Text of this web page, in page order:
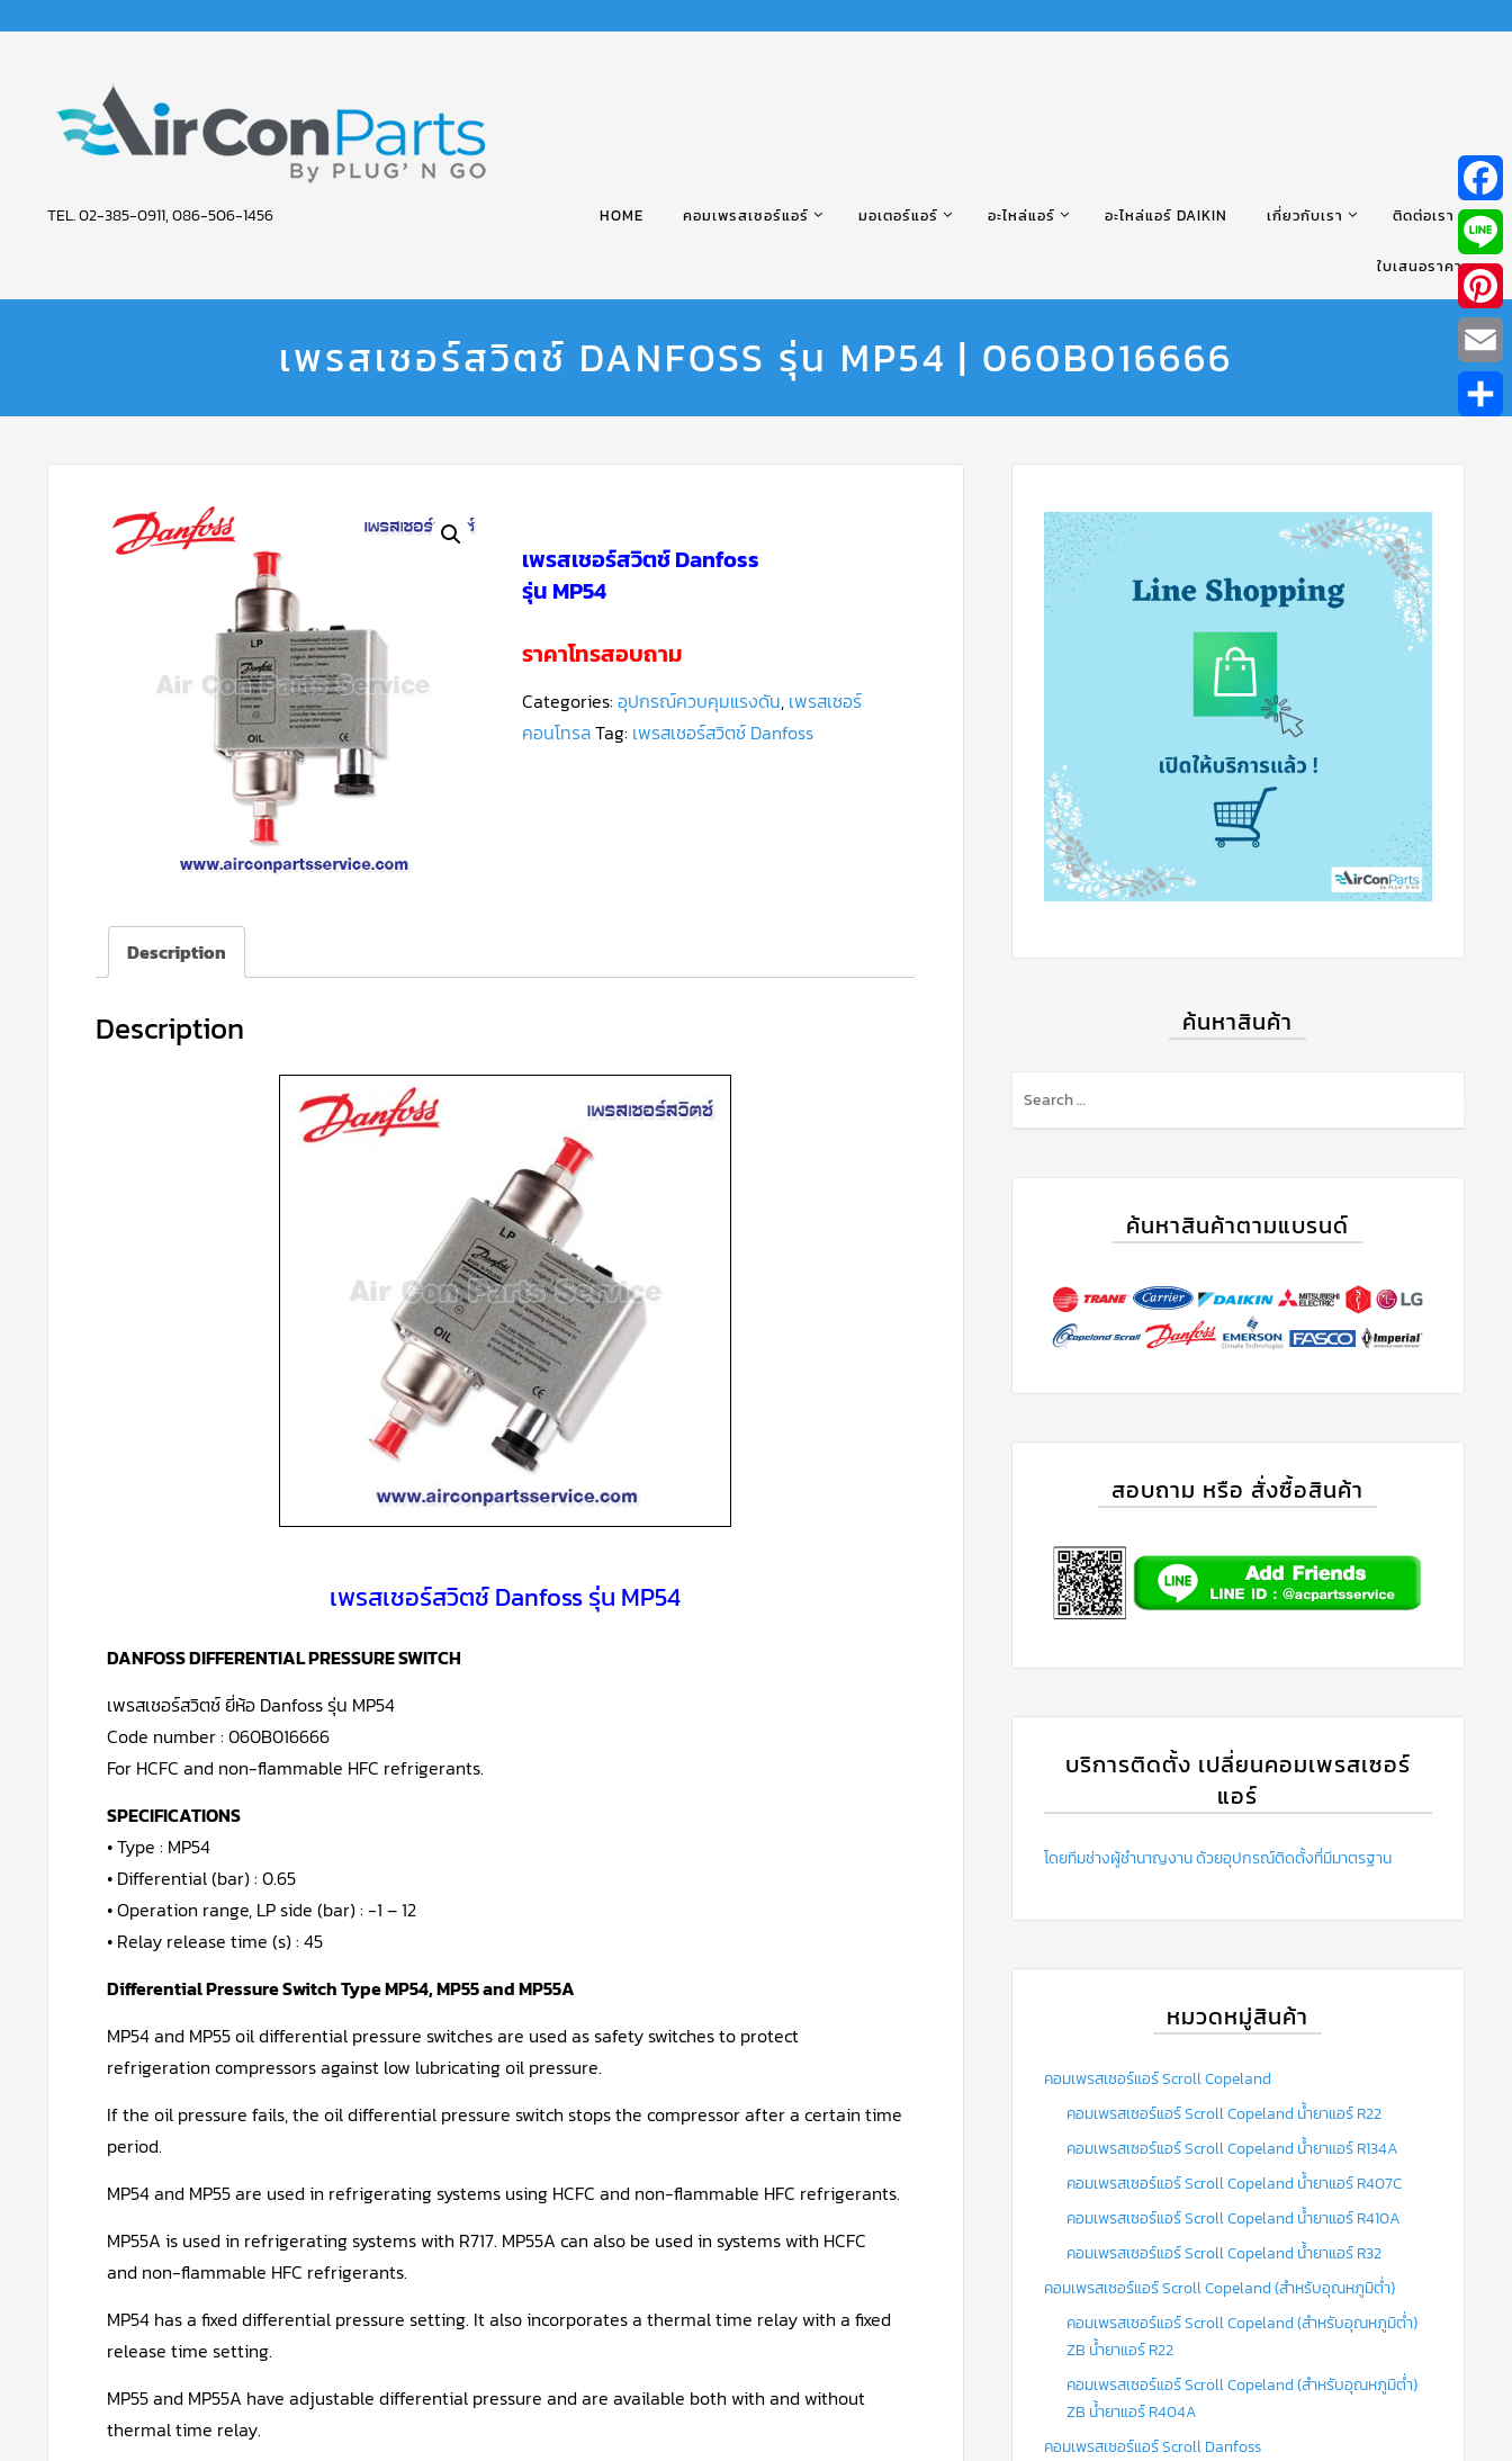
AIR
PARTS
TEL. 02-385-0911, 086-506-1456 HOME คอมเพรสเซอร์แอร์ มอเตอร์แอร์ อะไหล่แอร์ อะไหล่แอร์ DAIKIN เกี่ยวกับเรา ติดต่อเรา
ใบเสนอราคา
เพรสเชอร์สวิตช์ DANFOSS รุ่น MP54 | 060B016666
เพรสเชอร์สวิตช์ Danfoss
รุ่น MP54
ราคาโทรสอบถาม
Categories: อุปกรณ์ควบคุมแรงดัน, เพรสเชอร์
คอนโทรลTag: เพรสเชอร์สวิตช์ Danfoss
Description
Description
เพรสเชอร์สวิตช์ Danfoss รุ่น MP54
DANFOSS DIFFERENTIAL PRESSURE SWITCH
เพรสเชอร์สวิตช์ ยี่ห้อ Danfoss รุ่น MP54
Code number : 060B016666
For HCFC and non-flammable HFC refrigerants.
SPECIFICATIONS
• Type : MP54
• Differential (bar) : 0.65
• Operation range, LP side (bar) : -1 – 12
• Relay release time (s) : 45
Differential Pressure Switch Type MP54, MP55 and MP55A
MP54 and MP55 oil differential pressure switches are used as safety switches to protect
refrigeration compressors against low lubricating oil pressure.
If the oil pressure fails, the oil differential pressure switch stops the compressor after a certain time
period.
MP54 and MP55 are used in refrigerating systems using HCFC and non-flammable HFC refrigerants.
MP55A is used in refrigerating systems with R717. MP55A can also be used in systems with HCFC
and non-flammable HFC refrigerants.
MP54 has a fixed differential pressure setting. It also incorporates a thermal time relay with a fixed
release time setting.
MP55 and MP55A have adjustable differential pressure and are available both with and without
thermal time relay.
ค้นหาสินค้า
ค้นหาสินค้าตามแบรนด์
สอบถาม หรือ สั่งซื้อสินค้า
บริการติดตั้ง เปลี่ยนคอมเพรสเซอร์
แอร์
โดยทีมช่างผู้ชำนาญงาน ด้วยอุปกรณ์ติดตั้งที่มีมาตรฐาน
หมวดหมู่สินค้า
คอมเพรสเซอร์แอร์ Scroll Copeland
คอมเพรสเซอร์แอร์ Scroll Copeland น้ำยาแอร์ R22
คอมเพรสเซอร์แอร์ Scroll Copeland น้ำยาแอร์ R134A
คอมเพรสเซอร์แอร์ Scroll Copeland น้ำยาแอร์ R407C
คอมเพรสเซอร์แอร์ Scroll Copeland น้ำยาแอร์ R410A
คอมเพรสเซอร์แอร์ Scroll Copeland น้ำยาแอร์ R32
คอมเพรสเซอร์แอร์ Scroll Copeland (สำหรับอุณหภูมิต่ำ)
คอมเพรสเซอร์แอร์ Scroll Copeland (สำหรับอุณหภูมิต่ำ)
ZB น้ำยาแอร์ R22
คอมเพรสเซอร์แอร์ Scroll Copeland (สำหรับอุณหภูมิต่ำ)
ZB น้ำยาแอร์ R404A
คอมเพรสเซอร์แอร์ Scroll Danfoss
Line
Email